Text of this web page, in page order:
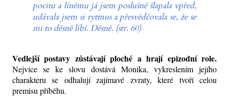
pocitu a línému já jsem poslušně šlapala vpřed,
udávala jsem si rytmus a přesvědčovala se, že se
mi to děsně líbí. Děsně. (str. 60)
Vedlejší postavy zůstávají ploché a hrají epizodní role.
Nejvíce se ke slovu dostává Monika, vykreslením jejího
charakteru se odhalují zajímavé zvraty, které tvoří celou
premisu příběhu.